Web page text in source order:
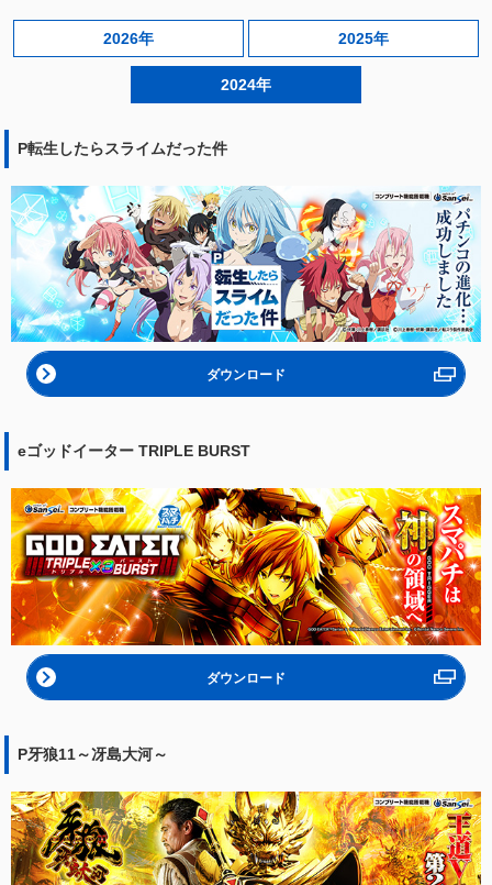
2026年 2025年
2024年
P転生したらスライムだった件
ダウンロード
eゴッドイーター TRIPLE BURST
ダウンロード
P牙狼11～冴島大河～